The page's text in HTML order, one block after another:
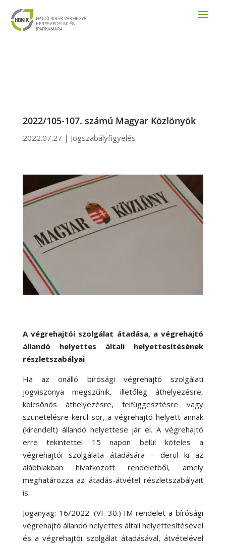
2022/105-107. számú Magyar Közlönyök
2022.07.27 | Jogszabályfigyelés
A végrehajtói szolgálat átadása, a végrehajtó
állandó helyettes általi helyettesítésének
részletszabályai
Ha az önálló bírósági végrehajtó szolgálati
jogviszonya megszűnik, illetőleg áthelyezésre,
kölcsönös áthelyezésre, felfüggesztésre vagy
szünetelésre kerül sor, a végrehajtó helyett annak
(kirendelt) állandó helyettese jár el. A végrehajtó
erre tekintettel 15 napon belül köteles a
végrehajtói szolgálata átadására – derül ki az
alábbiakban hivatkozott rendeletből, amely
meghatározza az átadás-átvétel részletszabályait
is.
Joganyag: 16/2022. (VI. 30.) IM rendelet a bírósági
végrehajtó állandó helyettes általi helyettesítésével
és a végrehajtói szolgálat átadásával, átvételével